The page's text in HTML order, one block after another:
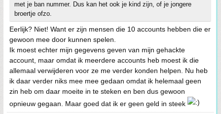
met je ban nummer. Dus kan het ook je kind zijn, of je jongere
broertje ofzo.
Eerlijk? Niet! Want er zijn mensen die 10 accounts hebben die er
gewoon mee door kunnen spelen.
Ik moest echter mijn gegevens geven van mijn gehackte
account, maar omdat ik meerdere accounts heb moest ik die
allemaal verwijderen voor ze me verder konden helpen. Nu heb
ik daar verder niks mee mee gedaan omdat ik helemaal geen
zin heb om daar moeite in te steken en ben dus gewoon
opnieuw gegaan. Maar goed dat ik er geen geld in steek